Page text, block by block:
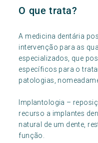
O que trata?
A medicina dentária
intervenção para as
especializados, que
específicos para o
patologias,
Implantologia –
recurso a implantes
natural de um dente,
função.